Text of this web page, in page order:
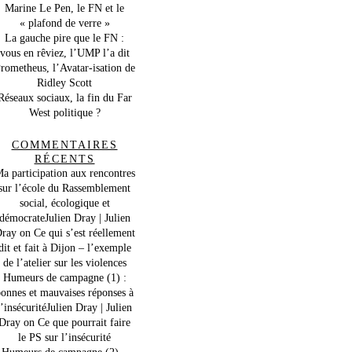
Marine Le Pen, le FN et le
« plafond de verre »
La gauche pire que le FN :
vous en rêviez, l’UMP l’a dit
l’Avatar-isation de
Ridley Scott
sociaux, la fin du Far
West politique ?
COMMENTAIRES
RÉCENTS
participation aux rencontres
l’école du Rassemblement
social, écologique et
démocrateJulien Dray | Julien
on Ce qui s’est réellement
et fait à Dijon – l’exemple
de l’atelier sur les violences
Humeurs de campagne (1) :
et mauvaises réponses à
Dray | Julien
on Ce que pourrait faire
le PS sur l’insécurité